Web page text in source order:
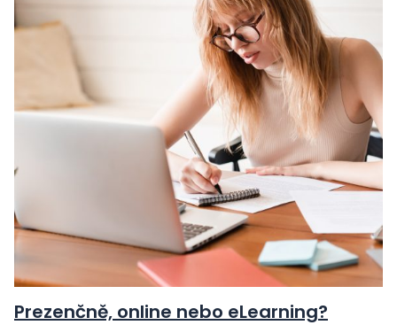
Prezenčně, online nebo eLearning?